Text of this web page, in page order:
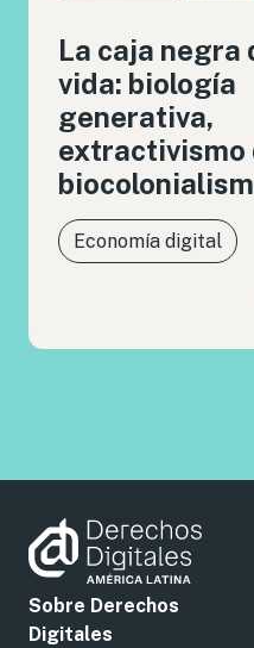
La caja negra
vida: biología
generativa,
Economía digital
Sobre Derechos
Digitales